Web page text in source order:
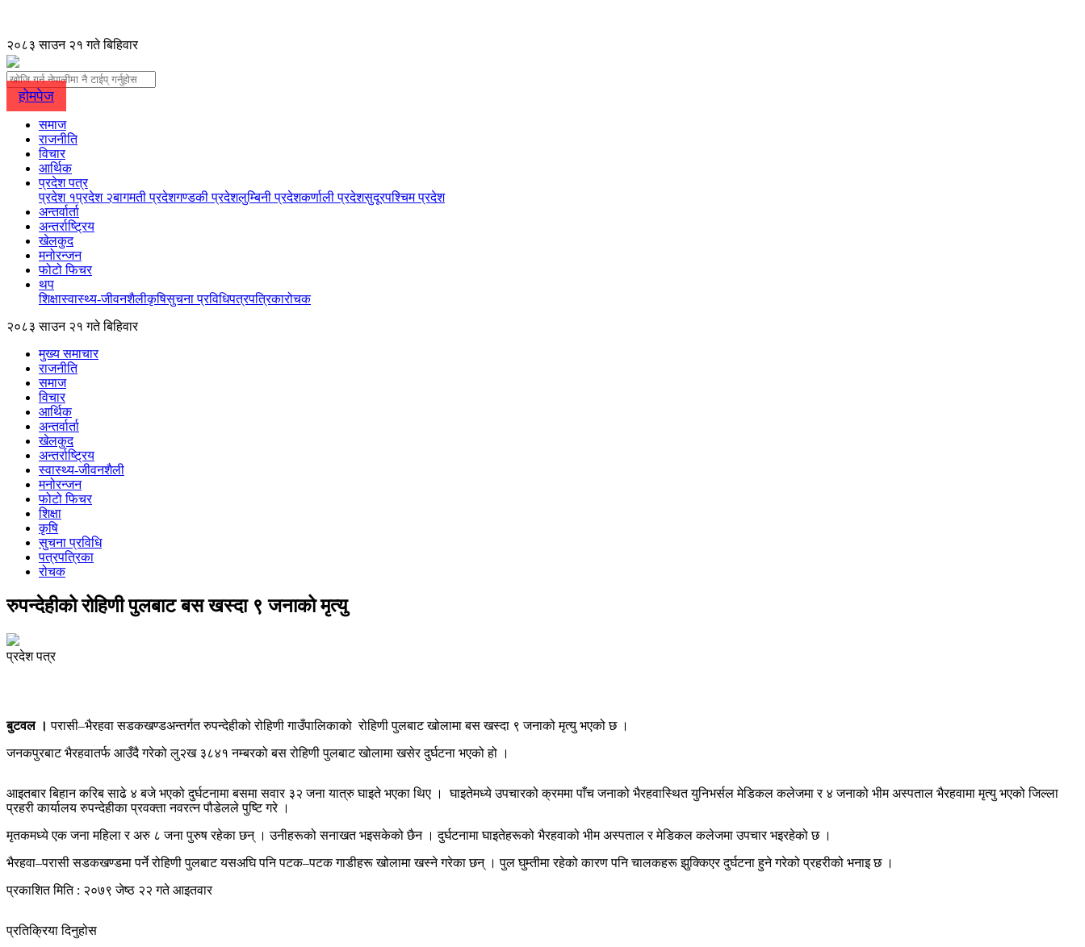
२०८३ साउन २१ गते बिहिवार
होमपेज
समाज
राजनीति
विचार
आर्थिक
प्रदेश पत्र
प्रदेश १प्रदेश २बागमती प्रदेशगण्डकी प्रदेशलुम्बिनी प्रदेशकर्णाली प्रदेशसुदूरपश्चिम प्रदेश
अन्तर्वार्ता
अन्तर्राष्ट्रिय
खेलकुद
मनोरन्जन
फोटो फिचर
थप
शिक्षास्वास्थ्य-जीवनशैलीकृषिसुचना प्रविधिपत्रपत्रिकारोचक
२०८३ साउन २१ गते बिहिवार
मुख्य समाचार
राजनीति
समाज
विचार
आर्थिक
अन्तर्वार्ता
खेलकुद
अन्तर्राष्ट्रिय
स्वास्थ्य-जीवनशैली
मनोरन्जन
फोटो फिचर
शिक्षा
कृषि
सुचना प्रविधि
पत्रपत्रिका
रोचक
रुपन्देहीको रोहिणी पुलबाट बस खस्दा ९ जनाको मृत्यु
प्रदेश पत्र
बुटवल । परासी–भैरहवा सडकखण्डअन्तर्गत रुपन्देहीको रोहिणी गाउँपालिकाको रोहिणी पुलबाट खोलामा बस खस्दा ९ जनाको मृत्यु भएको छ ।
जनकपुरबाट भैरहवातर्फ आउँदै गरेको लु२ख ३८४१ नम्बरको बस रोहिणी पुलबाट खोलामा खसेर दुर्घटना भएको हो ।
आइतबार बिहान करिब साढे ४ बजे भएको दुर्घटनामा बसमा सवार ३२ जना यात्रु घाइते भएका थिए । घाइतेमध्ये उपचारको क्रममा पाँच जनाको भैरहवास्थित युनिभर्सल मेडिकल कलेजमा र ४ जनाको भीम अस्पताल भैरहवामा मृत्यु भएको जिल्ला
प्रहरी कार्यालय रुपन्देहीका प्रवक्ता नवरत्न पौडेलले पुष्टि गरे ।
मृतकमध्ये एक जना महिला र अरु ८ जना पुरुष रहेका छन् । उनीहरूको सनाखत भइसकेको छैन । दुर्घटनामा घाइतेहरूको भैरहवाको भीम अस्पताल र मेडिकल कलेजमा उपचार भइरहेको छ ।
भैरहवा–परासी सडकखण्डमा पर्ने रोहिणी पुलबाट यसअघि पनि पटक–पटक गाडीहरू खोलामा खस्ने गरेका छन् । पुल घुम्तीमा रहेको कारण पनि चालकहरू झुक्किएर दुर्घटना हुने गरेको प्रहरीको भनाइ छ ।
प्रकाशित मिति : २०७९ जेष्ठ २२ गते आइतवार
प्रतिक्रिया दिनुहोस